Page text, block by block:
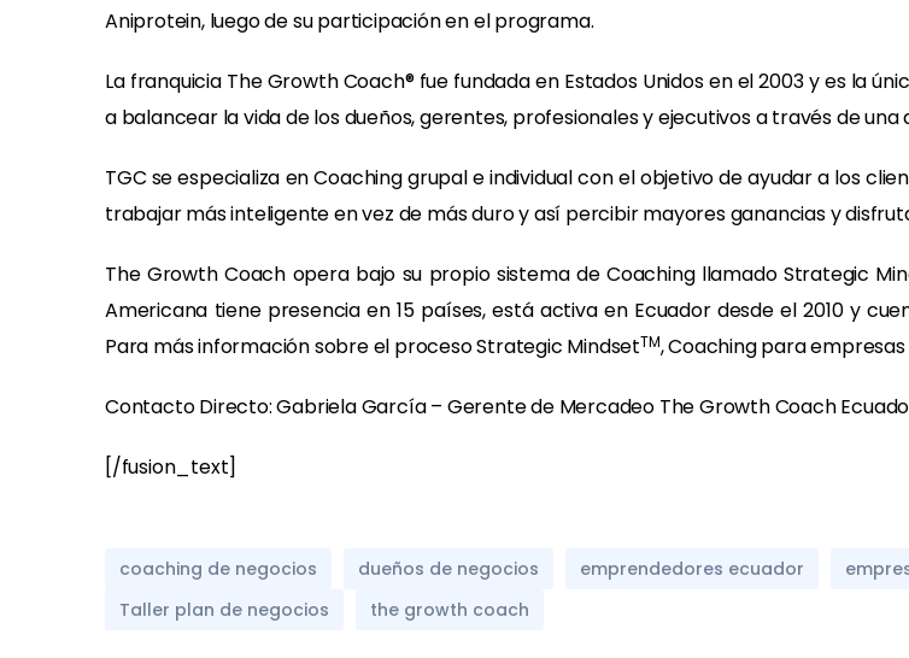
Aniprotein, luego de su participación en el programa.
La franquicia The Growth Coach® fue fundada en Estados Unidos en el 2003 y es la
a balancear la vida de los dueños, gerentes, profesionales y ejecutivos a través de
TGC se especializa en Coaching grupal e individual con el objetivo de ayudar a los
trabajar más inteligente en vez de más duro y así percibir mayores ganancias y
The Growth Coach opera bajo su propio sistema de Coaching llamado Strategic
Americana tiene presencia en 15 países, está activa en Ecuador desde el 2010 y
Para más información sobre el proceso Strategic MindsetTM, Coaching para
Contacto Directo: Gabriela García – Gerente de Mercadeo The Growth Coach
[/fusion_text]
coaching de negocios dueños de negocios emprendedores ecuador
Taller plan de negocios
the growth coach